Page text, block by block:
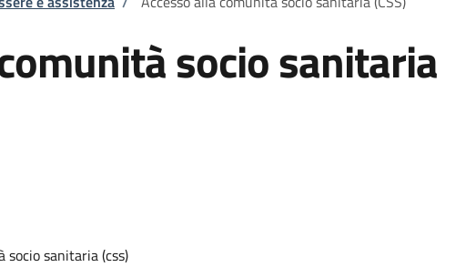
socio sanitaria
socio sanitaria (css)